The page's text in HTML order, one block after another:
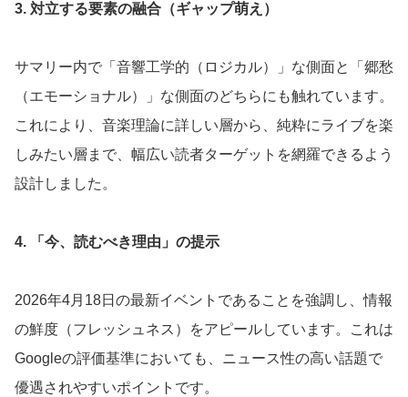
3. 対立する要素の融合（ギャップ萌え）
サマリー内で「音響工学的（ロジカル）」な側面と「郷愁
（エモーショナル）」な側面のどちらにも触れています。
これにより、音楽理論に詳しい層から、純粋にライブを楽
しみたい層まで、幅広い読者ターゲットを網羅できるよう
設計しました。
4. 「今、読むべき理由」の提示
2026年4月18日の最新イベントであることを強調し、情報
の鮮度（フレッシュネス）をアピールしています。これは
Googleの評価基準においても、ニュース性の高い話題で
優遇されやすいポイントです。